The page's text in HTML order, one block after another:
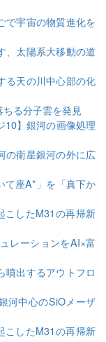
で宇宙の物質進化を
、太陽系大移動の道
る天の川中心部の化
る分子雲を発見
10】銀河の画像処理
の衛星銀河の外に広
て座A*」を「真下か
こしたM31の再帰新
レーションをAI×富
噴出するアウトフロ
河中心のSiOメーザ
こしたM31の再帰新